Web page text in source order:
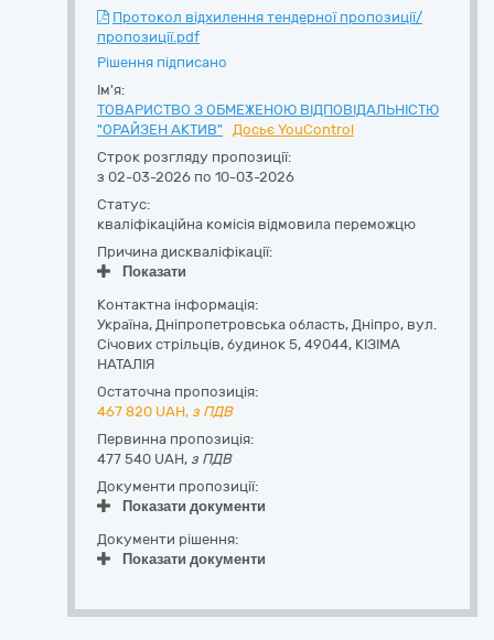
Протокол відхилення тендерної пропозиції/
пропозиції.pdf
Рішення підписано
Ім'я:
ТОВАРИСТВО З ОБМЕЖЕНОЮ ВІДПОВІДАЛЬНІСТЮ
"ОРАЙЗЕН АКТИВ"
Досьє YouControl
Строк розгляду пропозиції:
з 02-03-2026 по 10-03-2026
Статус:
кваліфікаційна комісія відмовила переможцю
Причина дискваліфікації:
Показати
Контактна інформація:
Україна, Дніпропетровська область, Дніпро, вул.
Січових стрільців, будинок 5, 49044, КІЗІМА
НАТАЛІЯ
Остаточна пропозиція:
467 820 UAH, з ПДВ
Первинна пропозиція:
477 540 UAH, з ПДВ
Документи пропозиції:
Показати документи
Документи рішення:
Показати документи